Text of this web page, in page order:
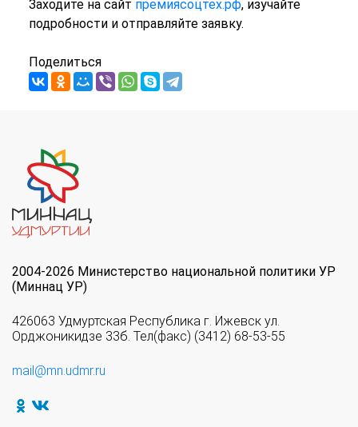
Заходите на сайт премиясоцтех.рф, изучайте
подробности и отправляйте заявку.
Поделиться
2004-2026 Министерство национальной политики УР
(Миннац УР)
426063 Удмуртская Республика г. Ижевск ул.
Орджоникидзе 33б. Тел(факс) (3412) 68-53-55
mail@mn.udmr.ru